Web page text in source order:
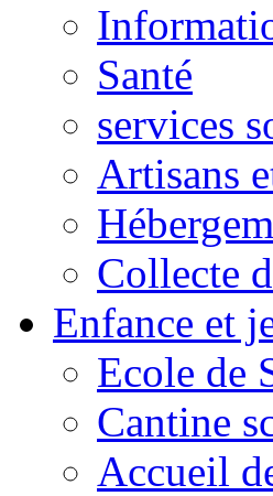
Santé
services
Artisans
Collecte
Enfance et
Ecole de
Cantine
Accueil